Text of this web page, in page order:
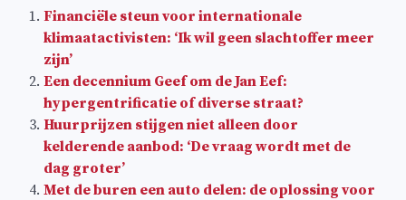
Financiële steun voor internationale
klimaatactivisten: ‘Ik wil geen slachtoffer meer
zijn’
Een decennium Geef om de Jan Eef:
hypergentrificatie of diverse straat?
Huurprijzen stijgen niet alleen door
kelderende aanbod: ‘De vraag wordt met de
dag groter’
Met de buren een auto delen: de oplossing voor